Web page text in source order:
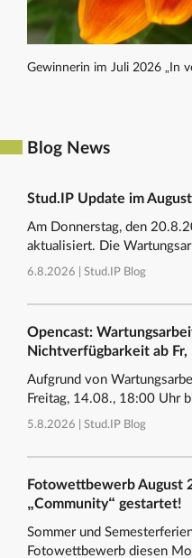
Gewinnerin im Juli 2026 „In
Blog News
Stud.IP Update im August
Am Donnerstag, den
aktualisiert. Die
6.8.2026 | Stud.IP Blog
Opencast:
Nichtverfügbarkeit ab Fr,
Aufgrund von
Freitag, 14.08., 18:00 Uhr
5.8.2026 | Stud.IP Blog
Fotowettbewerb August
„Community“ gestartet!
Sommer und
Fotowettbewerb diesen